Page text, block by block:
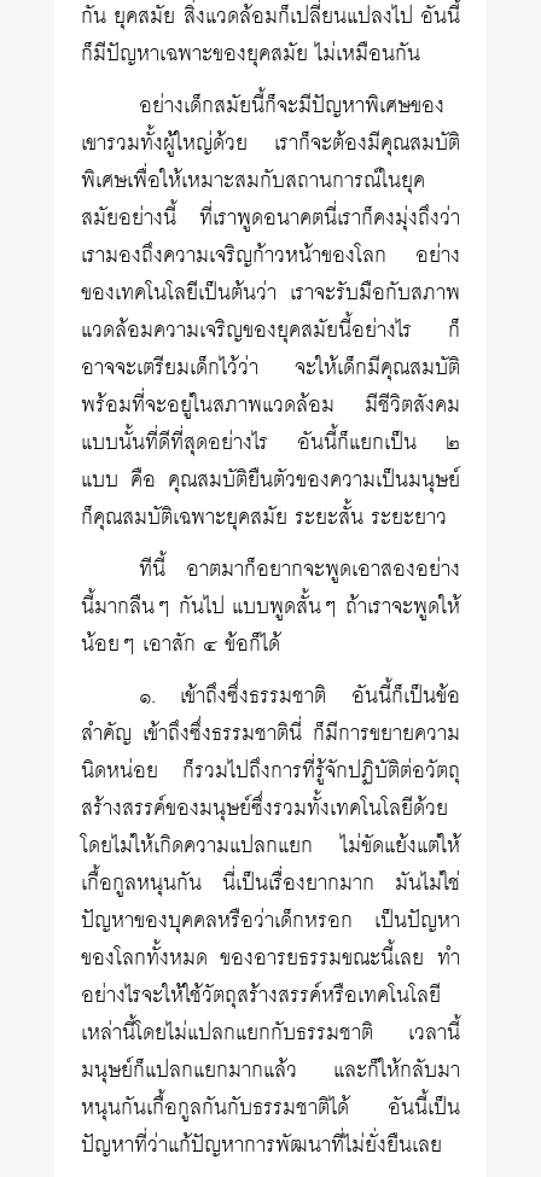
กัน ยุคสมัย สิ่งแวดล้อมก็เปลี่ยนแปลงไป อันนี้
ก็มีปัญหาเฉพาะของยุคสมัย ไม่เหมือนกัน
อย่างเด็กสมัยนี้ก็จะมีปัญหาพิเศษของ
เขารวมทั้งผู้ใหญ่ด้วย เราก็จะต้องมีคุณสมบัติ
พิเศษเพื่อให้เหมาะสมกับสถานการณ์ในยุค
สมัยอย่างนี้ ที่เราพูดอนาคตนี่เราก็คงมุ่งถึงว่า
เรามองถึงความเจริญก้าวหน้าของโลก อย่าง
ของเทคโนโลยีเป็นต้นว่า เราจะรับมือกับสภาพ
แวดล้อมความเจริญของยุคสมัยนี้อย่างไร ก็
อาจจะเตรียมเด็กไว้ว่า จะให้เด็กมีคุณสมบัติ
พร้อมที่จะอยู่ในสภาพแวดล้อม มีชีวิตสังคม
แบบนั้นที่ดีที่สุดอย่างไร อันนี้ก็แยกเป็น ๒
แบบ คือ คุณสมบัติยืนตัวของความเป็นมนุษย์
ก็คุณสมบัติเฉพาะยุคสมัย ระยะสั้น ระยะยาว
ทีนี้ อาตมาก็อยากจะพูดเอาสองอย่าง
นี้มากลืนๆ กันไป แบบพูดสั้นๆ ถ้าเราจะพูดให้
น้อยๆ เอาสัก ๔ ข้อก็ได้
๑. เข้าถึงซึ่งธรรมชาติ อันนี้ก็เป็นข้อ
สำคัญ เข้าถึงซึ่งธรรมชาตินี่ ก็มีการขยายความ
นิดหน่อย ก็รวมไปถึงการที่รู้จักปฏิบัติต่อวัตถุ
สร้างสรรค์ของมนุษย์ซึ่งรวมทั้งเทคโนโลยีด้วย
โดยไม่ให้เกิดความแปลกแยก ไม่ขัดแย้งแต่ให้
เกื้อกูลหนุนกัน นี่เป็นเรื่องยากมาก มันไม่ใช่
ปัญหาของบุคคลหรือว่าเด็กหรอก เป็นปัญหา
ของโลกทั้งหมด ของอารยธรรมขณะนี้เลย ทำ
อย่างไรจะให้ใช้วัตถุสร้างสรรค์หรือเทคโนโลยี
เหล่านี้โดยไม่แปลกแยกกับธรรมชาติ เวลานี้
มนุษย์ก็แปลกแยกมากแล้ว และก็ให้กลับมา
หนุนกันเกื้อกูลกันกับธรรมชาติได้ อันนี้เป็น
ปัญหาที่ว่าแก้ปัญหาการพัฒนาที่ไม่ยั่งยืนเลย